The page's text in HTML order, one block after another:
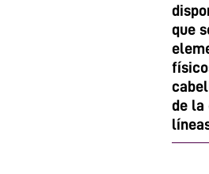
que
de la